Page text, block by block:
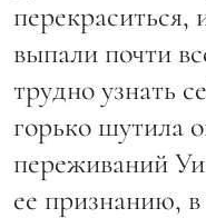
перекраситься,
выпали почти
трудно узнать
горько шутила
переживаний
ее признанию,